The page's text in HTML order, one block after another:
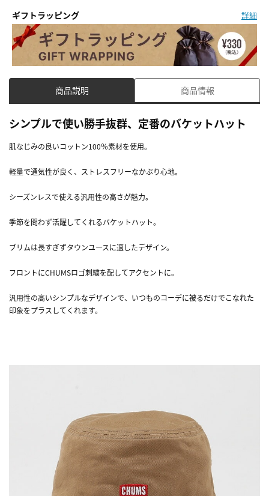
ギフトラッピング 詳細
商品説明 商品情報
シンプルで使い勝手抜群、定番のバケットハット
肌なじみの良いコットン100％素材を使用。
軽量で通気性が良く、ストレスフリーなかぶり心地。
シーズンレスで使える汎用性の高さが魅力。
季節を問わず活躍してくれるバケットハット。
ブリムは長すぎずタウンユースに適したデザイン。
フロントにCHUMSロゴ刺繍を配してアクセントに。
汎用性の高いシンプルなデザインで、いつものコーデに被るだけでこなれた
印象をプラスしてくれます。